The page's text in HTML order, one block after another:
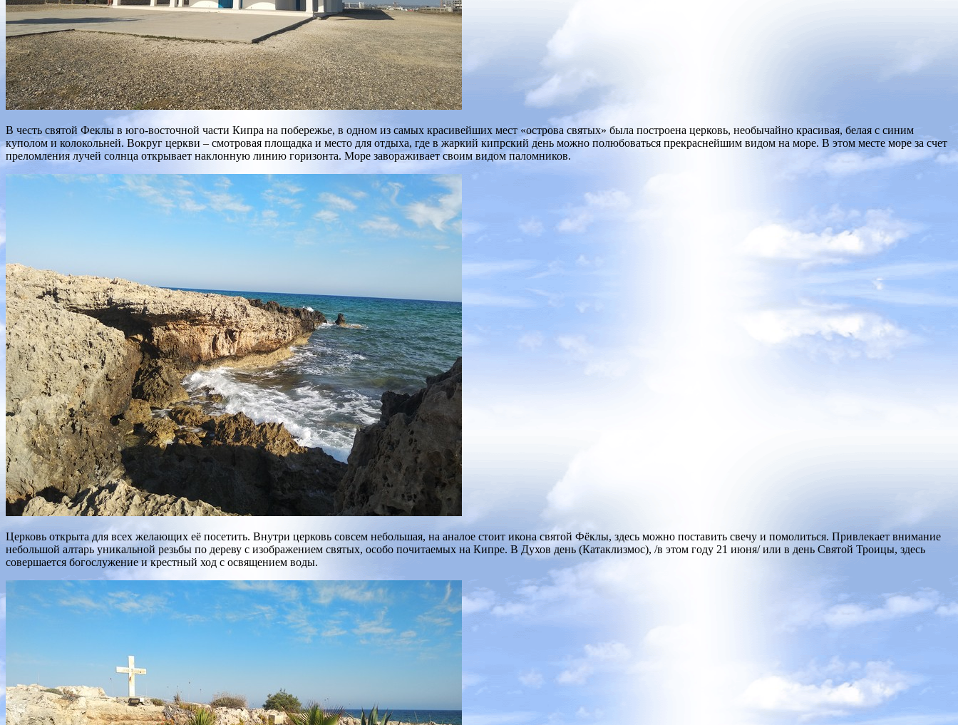
В честь святой Феклы в юго-восточной части Кипра на побережье, в одном из самых красивейших мест «острова святых» была построена церковь, необычайно красивая, белая с синим
куполом и колокольней. Вокруг церкви – смотровая площадка и место для отдыха, где в жаркий кипрский день можно полюбоваться прекраснейшим видом на море. В этом месте море за счет
преломления лучей солнца открывает наклонную линию горизонта. Море завораживает своим видом паломников.
Церковь открыта для всех желающих её посетить. Внутри церковь совсем небольшая, на аналое стоит икона святой Фёклы, здесь можно поставить свечу и помолиться. Привлекает внимание
небольшой алтарь уникальной резьбы по дереву с изображением святых, особо почитаемых на Кипре. В Духов день (Катаклизмос), /в этом году 21 июня/ или в день Святой Троицы, здесь
совершается богослужение и крестный ход с освящением воды.